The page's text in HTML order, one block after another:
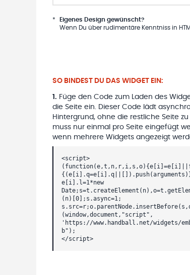
*
Eigenes Design gewünscht?
Wenn Du über rudimentäre Kenntniss in
SO BINDEST DU DAS WIDGET EIN:
1 . Füge den Code zum Laden des
die Seite ein. Dieser Code lädt
Hintergrund, ohne die restliche Seite zu
muss nur einmal pro Seite eingefügt
wenn mehrere Widgets angezeigt
<script>
e[i].l=1*new
(n)[0];s.async=1;
(window,document,"script",
'https://www.handball.net/widgets/
b");
</script>